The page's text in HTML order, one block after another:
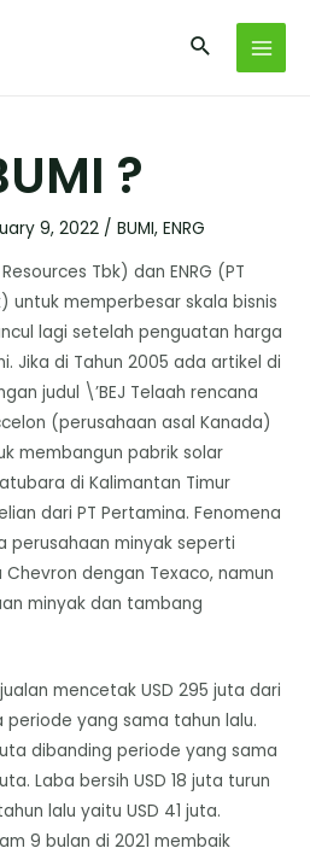
?
9, 2022 /BUMI,ENRG
Tbk) dan ENRG (PT
untuk memperbesar skala bisnis
lagi setelah penguatan harga
Jika di Tahun 2005 ada artikel di
judul \’BEJ Telaah rencana
(perusahaan asal Kanada)
membangun pabrik solar
di Kalimantan Timur
dari PT Pertamina. Fenomena
perusahaan minyak seperti
dengan Texaco, namun
minyak dan tambang
mencetak USD 295 juta dari
periode yang sama tahun lalu.
dibanding periode yang sama
Laba bersih USD 18 juta turun
lalu yaitu USD 41 juta.
9 bulan di 2021 membaik